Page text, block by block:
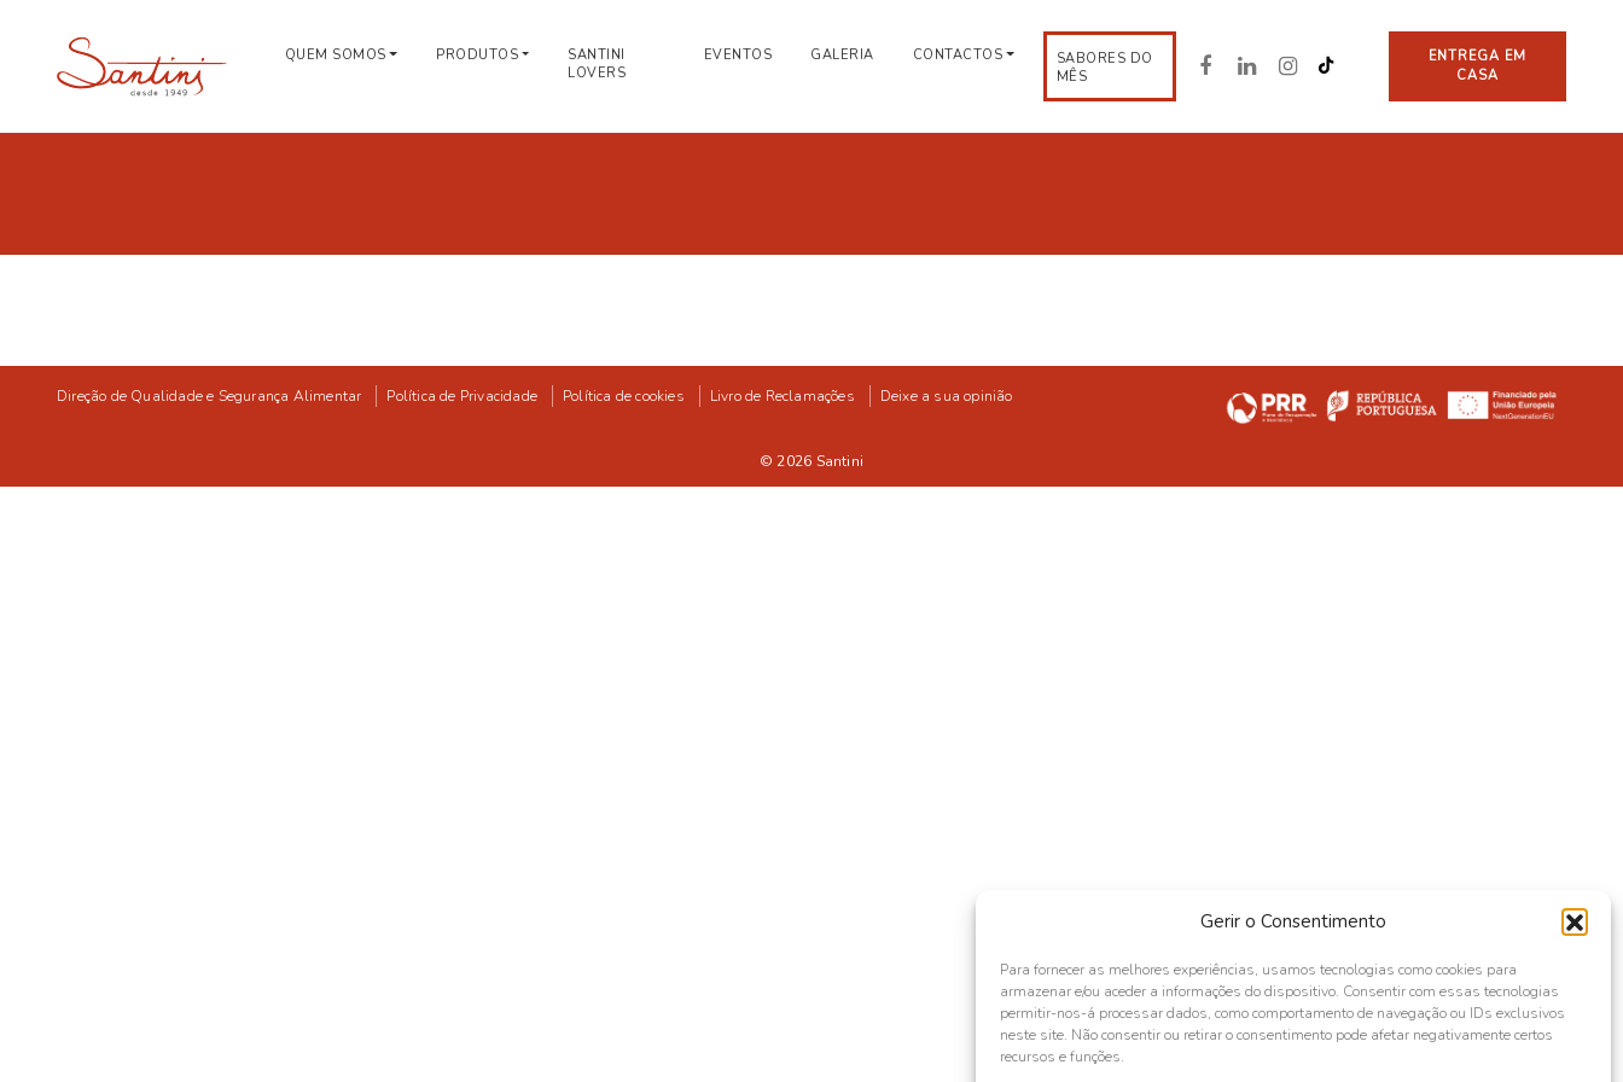
Gerir o Consentimento
Para fornecer as melhores experiências, usamos tecnologias como cookies para
armazenar e/ou aceder a informações do dispositivo. Consentir com essas tecnologias
permitir-nos-á processar dados, como comportamento de navegação ou IDs exclusivos
neste site. Não consentir ou retirar o consentimento pode afetar negativamente certos
recursos e funções.
QUEM SOMOS PRODUTOS
SANTINI
LOVERS
EVENTOS GALERIA CONTACTOS
SABORES DO
MÊS
ENTREGA EM
CASA
Direção de Qualidade e Segurança Alimentar Política de Privacidade Política de cookies Livro de Reclamações Deixe a sua opinião
© 2026 Santini